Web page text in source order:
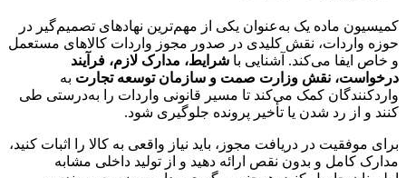
کمیسیون ماده یک به‌عنوان یکی از مهم‌ترین نهادهای تصمیم‌گیر در
حوزه واردات، نقش کلیدی در صدور مجوز واردات کالاهای مستعمل
و خاص ایفا می‌کند. آشنایی با شرایط، مدارک لازم، فرآیند
درخواست، نقش وزارت صمت و سازمان توسعه تجارت به
واردکنندگان کمک می‌کند تا مسیر قانونی واردات را به‌درستی طی
کنند و از رد شدن یا تأخیر پرونده جلوگیری شود.
برای موفقیت در دریافت مجوز، باید نیاز واقعی به کالا را اثبات کنید،
مدارک کامل و بدون نقص ارائه دهید و از تولید داخلی مشابه